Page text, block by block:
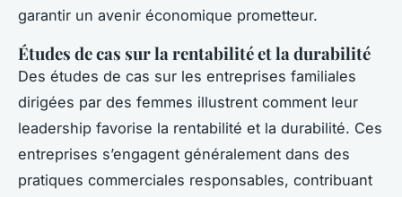
garantir un avenir économique prometteur.
Études de cas sur la rentabilité et la durabilité
Des études de cas sur les entreprises familiales
dirigées par des femmes illustrent comment leur
leadership favorise la rentabilité et la durabilité. Ces
entreprises s’engagent généralement dans des
pratiques commerciales responsables, contribuant